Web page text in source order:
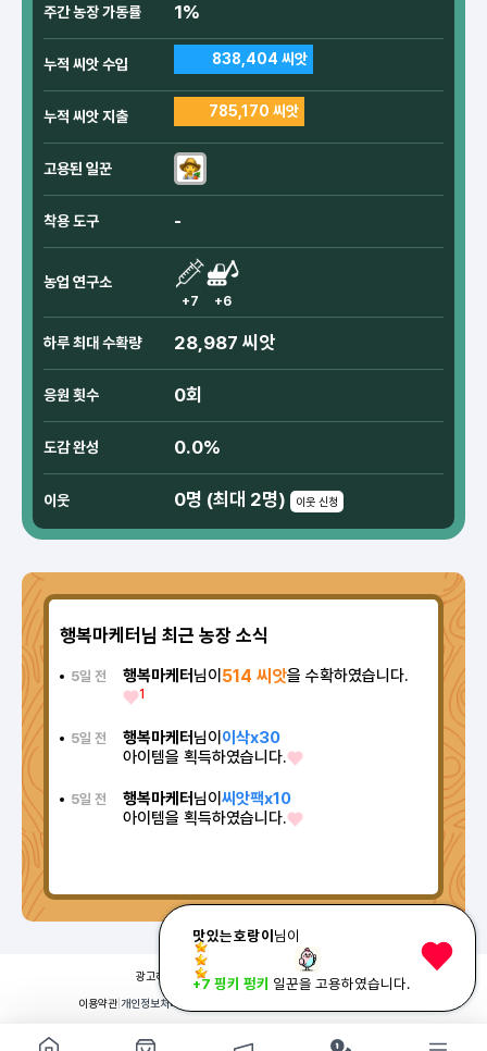
주간 농장 가동률 1%
누적 씨앗 수입 838,404 씨앗
누적 씨앗 지출 785,170 씨앗
고용된 일꾼
착용 도구 -
농업 연구소
+7 +6
하루 최대 수확량 28,987 씨앗
응원 횟수 0회
도감 완성 0.0%
이웃 0명 (최대 2명) 이웃 신청
행복마케터님 최근 농장 소식
5일 전 행복마케터 님이 514 씨앗을 수확하였습니다.
1
5일 전 행복마케터 님이 이삭x30
아이템을 획득하였습니다.
5일 전 행복마케터 님이 씨앗팩x10
아이템을 획득하였습니다.
맛있는호랑이님이
+7 핑키 펑키 일꾼을 고용하였습니다.
광고하기 매체 제휴|메일 문의|
카카오채널
이용약관 개인정보처리방침